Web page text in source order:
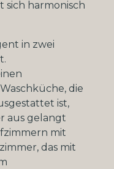
harmonisch
in zwei
die
ist,
aus gelangt
mit
das mit